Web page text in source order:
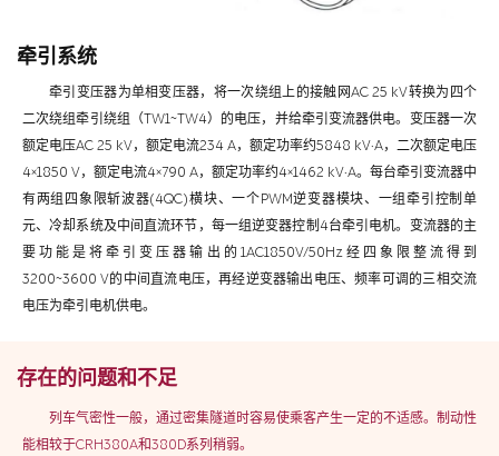
牵引系统
牵引变压器为单相变压器，将一次绕组上的接触网AC 25 kV转换为四个
二次绕组牵引绕组（TW1~TW4）的电压，并给牵引变流器供电。变压器一次
额定电压AC 25 kV，额定电流234 A，额定功率约5848 kV·A，二次额定电压
4×1850 V，额定电流4×790 A，额定功率约4×1462 kV·A。每台牵引变流器中
有两组四象限斩波器(4QC)横块、一个PWM逆变器模块、一组牵引控制单
元、冷却系统及中间直流环节，每一组逆变器控制4台牵引电机。变流器的主
要功能是将牵引变压器输出的1AC1850V/50Hz经四象限整流得到
3200~3600 V的中间直流电压，再经逆变器输出电压、频率可调的三相交流
电压为牵引电机供电。
存在的问题和不足
列车气密性一般，通过密集隧道时容易使乘客产生一定的不适感。制动性
能相较于CRH380A和380D系列稍弱。